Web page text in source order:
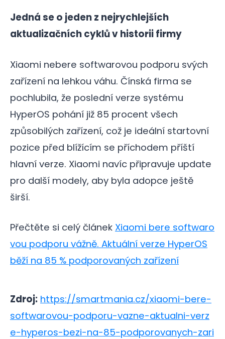
Jedná se o jeden z nejrychlejších
aktualizačních cyklů v historii firmy
Xiaomi nebere softwarovou podporu svých
zařízení na lehkou váhu. Čínská firma se
pochlubila, že poslední verze systému
HyperOS pohání již 85 procent všech
způsobilých zařízení, což je ideální startovní
pozice před blížícím se příchodem příští
hlavní verze. Xiaomi navíc připravuje update
pro další modely, aby byla adopce ještě
širší.
Přečtěte si celý článek Xiaomi bere softwaro
vou podporu vážně. Aktuální verze HyperOS
běží na 85 % podporovaných zařízení
Zdroj: https://smartmania.cz/xiaomi-bere-
softwarovou-podporu-vazne-aktualni-verz
e-hyperos-bezi-na-85-podporovanych-zari